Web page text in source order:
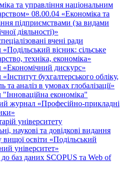
та управління національним
08.00.04 «Економіка та
підприємствами (за видами
діяльності)»
вчені ради
вісник: сільське
техніка, економіка»
дискурс»
бухгалтерського обліку,
та аналіз в умовах глобалізації»
економіка"
журнал «Професійно-прикладні
університету
наукові та довідкові видання
вищої освіти «Подільський
університет»
баз даних SCOPUS та Web of